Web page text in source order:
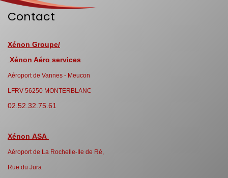
Contact
Xénon Groupe/
Xénon Aéro services
Aéroport de Vannes - Meucon
LFRV 56250 MONTERBLANC
02.52.32.75.61
Xénon ASA
Aéroport de La Rochelle-Ile de Ré,
Rue du Jura